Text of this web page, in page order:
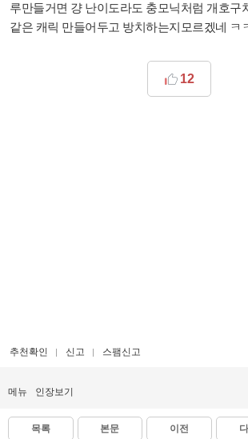
루만들거면 걍 난이도라도 충모닉처럼 개호구
같은 캐릭 만들어두고 방치하는지모르겠네 ㅋ
12
추천확인 신고 스팸신고
메뉴 인장보기
목록 본문 이전